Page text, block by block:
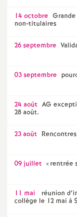
14 octobre
non-titulaires
26 septembre
03 septembre
24 août AG
28 août.
23 août
09 juillet « rentrée
11 mai
réunion
collège le 12 mai à